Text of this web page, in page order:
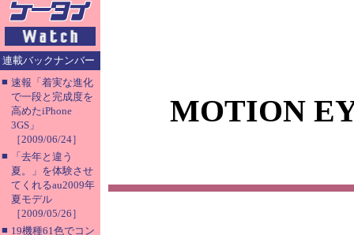
連載バックナンバー
■ 速報「着実な進化
で一段と完成度を
高めたiPhone
3GS」
［2009/06/24］
■
「去年と違う
夏。」を体験させ
てくれるau2009年
夏モデル
［2009/05/26］
■ 19機種61色でコン
MOTION